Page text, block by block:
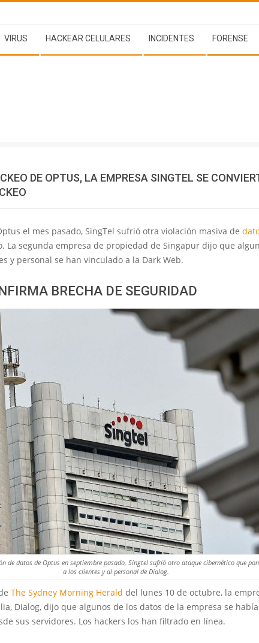
VIRUS HACKEAR CELULARES INCIDENTES FORENSE
DE OPTUS, LA EMPRESA SINGTEL SE
el mes pasado, SingTel sufrió otra violación masiva de
La segunda empresa de propiedad de Singapur dijo que
y personal se han vinculado a la Dark Web.
BRECHA DE SEGURIDAD
de datos de Optus en septiembre pasado, Singtel sufrió otro ataque cibernético que
a los clientes y al personal de Dialog.
The Sydney Morning Herald del lunes 10 de octubre, la
Dialog, dijo que algunos de los datos de la empresa se
sus servidores. Los hackers los han filtrado en línea.